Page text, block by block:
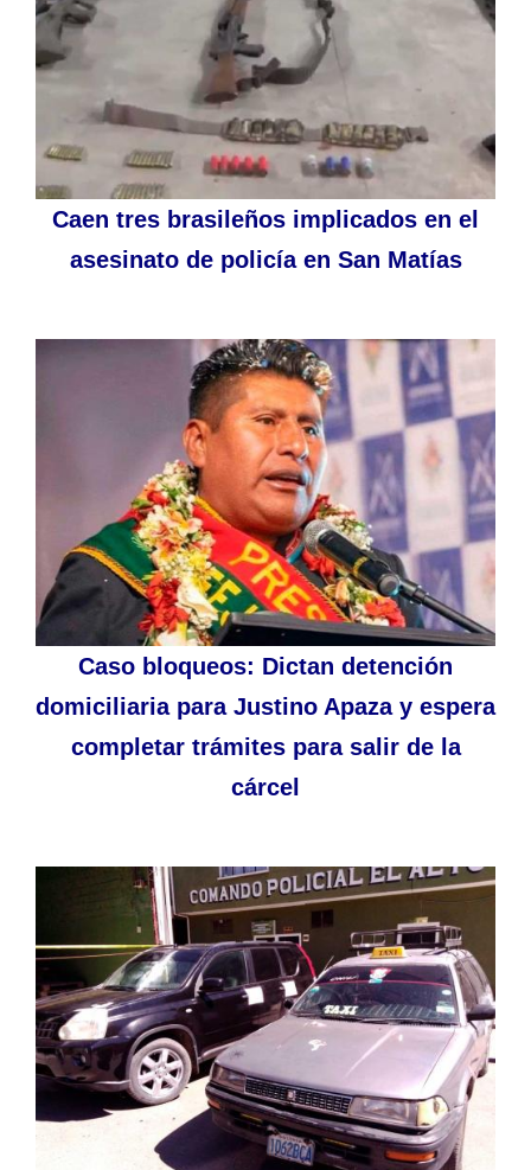
Caen tres brasileños implicados en el
asesinato de policía en San Matías
Caso bloqueos: Dictan detención
domiciliaria para Justino Apaza y espera
completar trámites para salir de la
cárcel